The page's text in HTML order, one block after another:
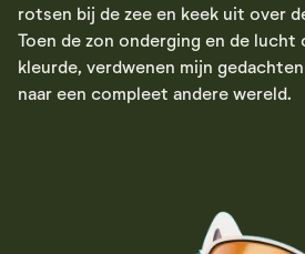
rotsen bij de zee en keek uit over
Toen de zon onderging en de lucht
kleurde, verdwenen mijn
naar een compleet andere wereld.